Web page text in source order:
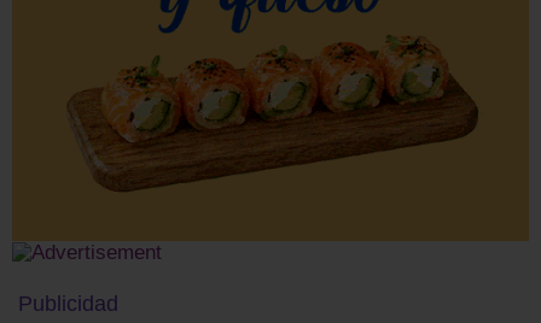
Publicidad